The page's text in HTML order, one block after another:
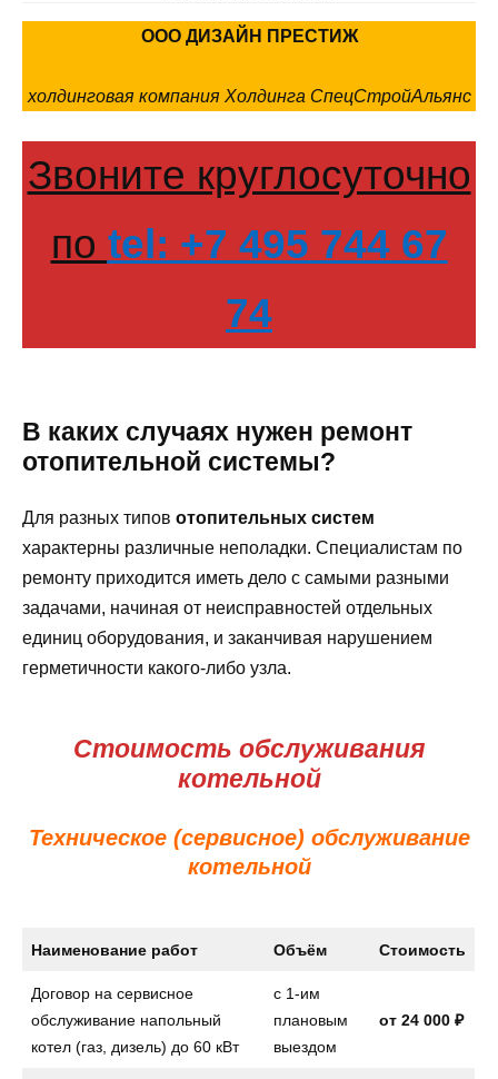
ООО ДИЗАЙН ПРЕСТИЖ
холдинговая компания Холдинга СпецСтройАльянс
Звоните круглосуточно
по tel: +7 495 744 67
74
В каких случаях нужен ремонт
отопительной системы?
Для разных типов отопительных систем
характерны различные неполадки. Специалистам по
ремонту приходится иметь дело с самыми разными
задачами, начиная от неисправностей отдельных
единиц оборудования, и заканчивая нарушением
герметичности какого-либо узла.
Стоимость обслуживания
котельной
Техническое (сервисное) обслуживание
котельной
Наименование работ Объём Стоимость
Договор на сервисное
обслуживание напольный
котел (газ, дизель) до 60 кВт
с 1-им
плановым
выездом
от 24 000 ₽